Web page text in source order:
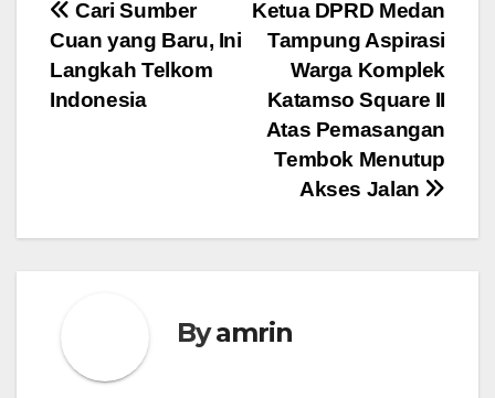
Navigasi
pos
Ketua DPRD Medan
Tampung Aspirasi
Warga Komplek
Katamso Square II
Atas Pemasangan
Tembok Menutup
Akses Jalan
Cari Sumber
Cuan yang Baru, Ini
Langkah Telkom
Indonesia
Byamrin